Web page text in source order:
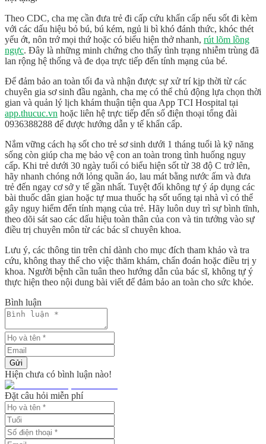
Theo CDC, cha mẹ cần đưa trẻ đi cấp cứu khẩn cấp nếu sốt đi kèm
với các dấu hiệu bỏ bú, bú kém, ngủ li bì khó đánh thức, khóc thét
yếu ớt, nôn trớ mọi thứ hoặc có biểu hiện thở nhanh, rút lõm lồng
ngực. Đây là những minh chứng cho thấy tình trạng nhiễm trùng đã
lan rộng hệ thống và đe dọa trực tiếp đến tính mạng của bé.
Để đảm bảo an toàn tối đa và nhận được sự xử trí kịp thời từ các
chuyên gia sơ sinh đầu ngành, cha mẹ có thể chủ động lựa chọn thời
gian và quản lý lịch khám thuận tiện qua App TCI Hospital tại
app.thucuc.vn hoặc liên hệ trực tiếp đến số điện thoại tổng đài
0936388288 để được hướng dẫn y tế khẩn cấp.
Nắm vững cách hạ sốt cho trẻ sơ sinh dưới 1 tháng tuổi là kỹ năng
sống còn giúp cha mẹ bảo vệ con an toàn trong tình huống nguy
cấp. Khi trẻ dưới 30 ngày tuổi có biểu hiện sốt từ 38 độ C trở lên,
hãy nhanh chóng nới lỏng quần áo, lau mát bằng nước ấm và đưa
trẻ đến ngay cơ sở y tế gần nhất. Tuyệt đối không tự ý áp dụng các
bài thuốc dân gian hoặc tự mua thuốc hạ sốt uống tại nhà vì có thể
gây nguy hiểm đến tính mạng của trẻ. Hãy luôn duy trì sự bình tĩnh,
theo dõi sát sao các dấu hiệu toàn thân của con và tin tưởng vào sự
điều trị chuyên môn từ các bác sĩ chuyên khoa.
Lưu ý, các thông tin trên chỉ dành cho mục đích tham khảo và tra
cứu, không thay thế cho việc thăm khám, chẩn đoán hoặc điều trị y
khoa. Người bệnh cần tuân theo hướng dẫn của bác sĩ, không tự ý
thực hiện theo nội dung bài viết để đảm bảo an toàn cho sức khỏe.
Bình luận
Gửi
Hiện chưa có bình luận nào!
Đặt câu hỏi miễn phí